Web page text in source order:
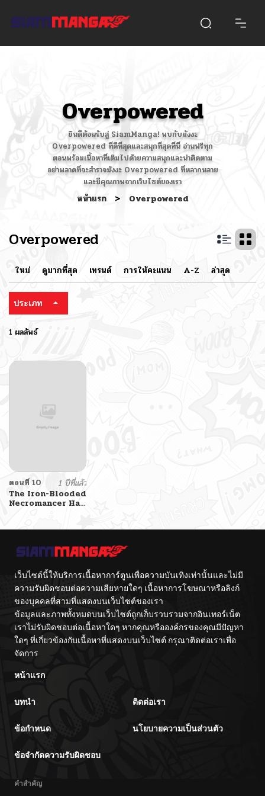
Overpowered
ยินดีต้อนรับสู่ SiamManga! พบกับมังงะ
Overpowered ที่ดีที่สุดและสนุกที่สุดที่นี่ อ่านฟรีทุก
ตอนพร้อมเนื้อหาที่เต็มไปด้วยความสนุกและน่าติดตาม
อย่าพลาดที่จะสำรวจมังงะ Overpowered ที่หลากหลาย
และมีคุณภาพจากเว็บไซต์ของเรา
หน้าแรก > Overpowered
Overpowered
ใหม่ ดูมากที่สุด เทรนด์ การให้คะแนน A-Z ล่าสุด
ประเภท
1 ผลลัพธ์
ตอนที่ 10
1 ปีที่แล้ว
The Iron-Blooded
Necromancer Has
เว็บไซต์นี้ให้บริการเนื้อหาการ์ตูนเพื่อความบันเทิงเท่านั้นและไม่มี
ความรับผิดชอบต่อความเสียหายใดๆ เนื้อหาการโฆษณาหรือลิงก์
ของบุคคลที่สามที่แสดงบนเว็บไซต์ของเรา
ข้อมูลและภาพทั้งหมดบนเว็บไซต์ถูกเก็บรวบรวมจากอินเทอร์เน็ต
เราไม่รับผิดชอบต่อเนื้อหาใดๆ หากคุณหรือองค์กรของคุณมีปัญหา
ใดๆ ที่เกี่ยวข้องกับเนื้อหาที่แสดงบนเว็บไซต์ กรุณาติดต่อเราเพื่อ
จัดการ
หน้าแรก
บทนำ ติดต่อเรา
ข้อกำหนด นโยบายความเป็นส่วนตัว
ข้อจำกัดความรับผิดชอบ
คำสำคัญ